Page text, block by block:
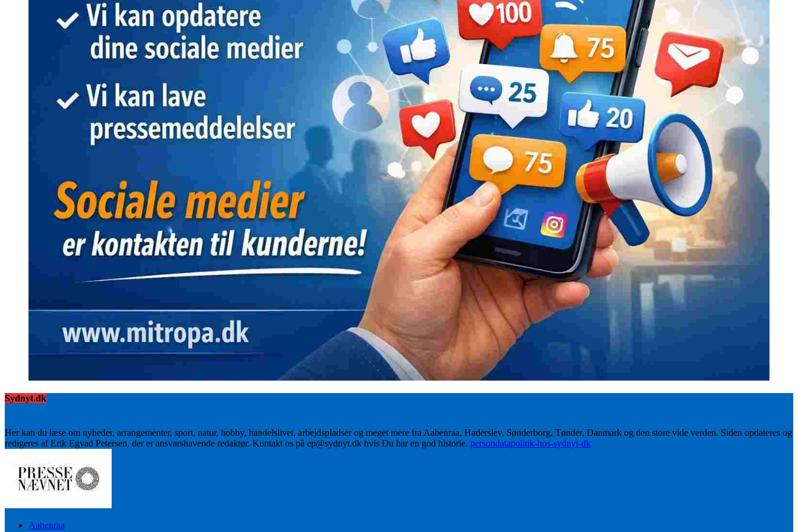
Sydnyt.dk
Her kan du læse om nyheder, arrangementer, sport, natur, hobby, handelslivet, arbejdspladser og meget mere fra Aabenraa, Haderslev, Sønderborg, Tønder, Danmark og den store vide verden. Siden opdateres og
redigeres af Erik Egvad Petersen, der er ansvarshavende redaktør. Kontakt os på ep@sydnyt.dk hvis Du har en god historie. persondatapolitik-hos-sydnyt-dk
Aabenraa